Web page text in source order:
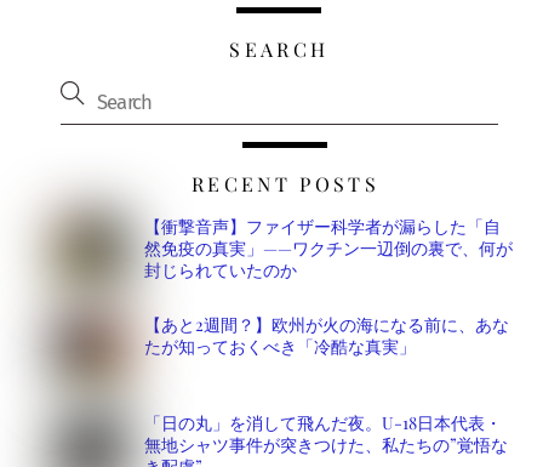
SEARCH
RECENT POSTS
【衝撃音声】ファイザー科学者が漏らした「自
然免疫の真実」——ワクチン一辺倒の裏で、何が
封じられていたのか
【あと2週間？】欧州が火の海になる前に、あな
たが知っておくべき「冷酷な真実」
「日の丸」を消して飛んだ夜。U-18日本代表・
無地シャツ事件が突きつけた、私たちの”覚悟な